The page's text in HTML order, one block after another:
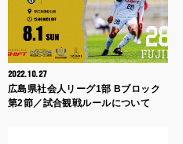
2022.10.27
広島県社会人リーグ1部 Bブロック
第2節／試合観戦ルールについて